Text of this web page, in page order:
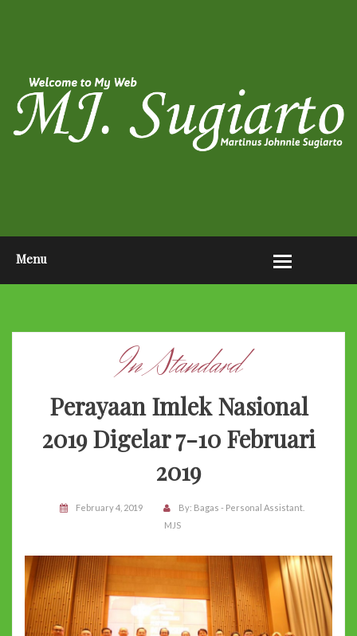
Menu
PHOTO POST
VIDEO POST
In Standard
Perayaan Imlek Nasional
2019 Digelar 7-10 Februari
2019
February 4, 2019 By: Bagas - Personal Assistant.
MJS